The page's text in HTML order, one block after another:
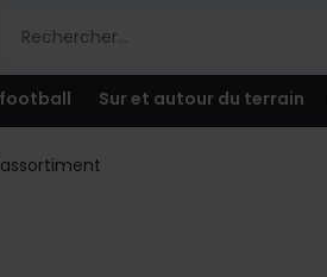
Sur et autour du terrain